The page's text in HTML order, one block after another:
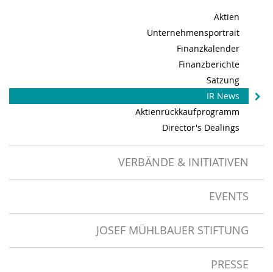
Aktien
Unternehmensportrait
Finanzkalender
Finanzberichte
Satzung
IR News
Aktienrückkaufprogramm
Director's Dealings
VERBÄNDE & INITIATIVEN
EVENTS
JOSEF MÜHLBAUER STIFTUNG
PRESSE